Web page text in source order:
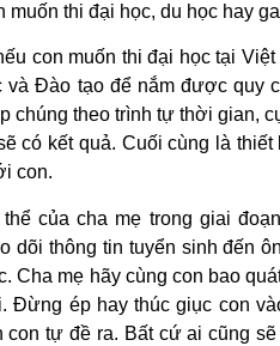
muốn thi đại học, du học hay
con muốn thi đại học tại
và Đào tạo để nắm được quy
chúng theo trình tự thời gian,
có kết quả. Cuối cùng là
con.
thể của cha mẹ trong giai
dõi thông tin tuyển sinh đến
Cha mẹ hãy cùng con bao
Đừng ép hay thúc giục con
con tự đề ra. Bất cứ ai cũng